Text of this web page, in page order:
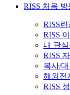
RISS 처음
RISS란
RISS
내 관
RISS
복사/
해외전
RISS